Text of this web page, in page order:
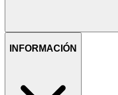
INFORMACIÓN